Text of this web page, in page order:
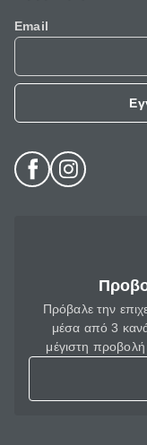
Email
Πρόβαλε την
μέσα από 3
μέγιστη